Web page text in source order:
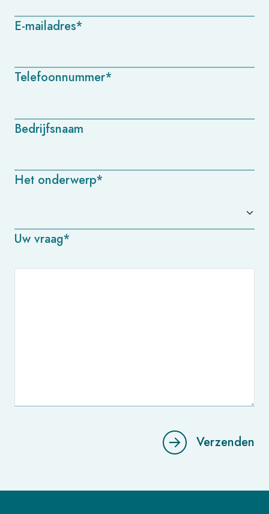
E-mailadres*
Telefoonnummer*
Bedrijfsnaam
Het onderwerp*
Uw vraag*
Verzenden